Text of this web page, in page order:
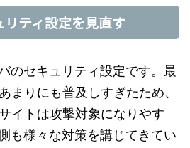
ティ設定を見直す
のセキュリティ設定です。最
まりにも普及しすぎたため、
イトは攻撃対象になりやす
も様々な対策を講じてきてい